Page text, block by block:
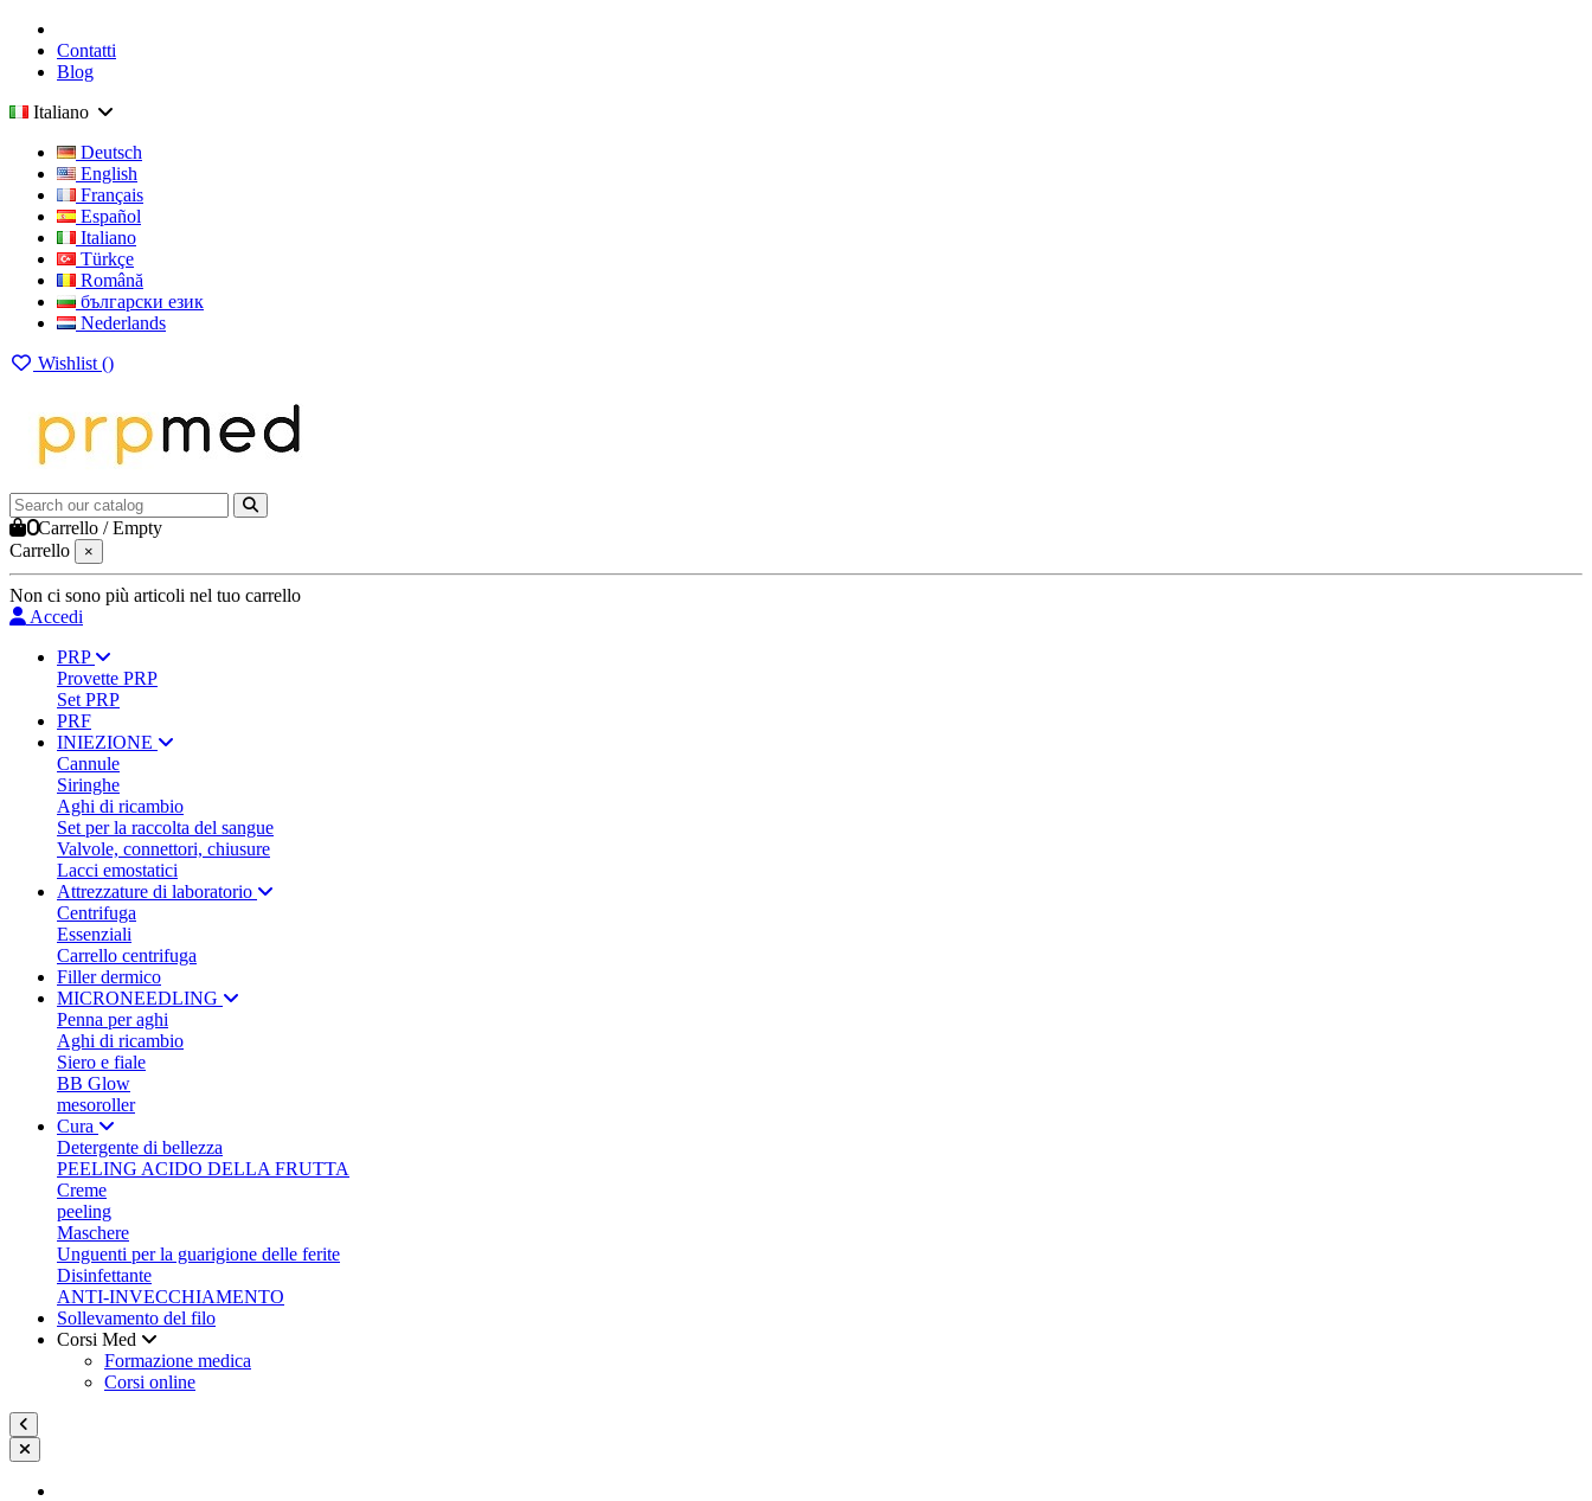
Contatti
Blog
Italiano
Deutsch
English
Français
Español
Italiano
Türkçe
Română
български език
Nederlands
Wishlist ()
0Carrello /Empty
Carrello
×
Non ci sono più articoli nel tuo carrello
Accedi
PRP
Provette PRP
Set PRP
PRF
INIEZIONE
Cannule
Siringhe
Aghi di ricambio
Set per la raccolta del sangue
Valvole, connettori, chiusure
Lacci emostatici
Attrezzature di laboratorio
Centrifuga
Essenziali
Carrello centrifuga
Filler dermico
MICRONEEDLING
Penna per aghi
Aghi di ricambio
Siero e fiale
BB Glow
mesoroller
Cura
Detergente di bellezza
PEELING ACIDO DELLA FRUTTA
Creme
peeling
Maschere
Unguenti per la guarigione delle ferite
Disinfettante
ANTI-INVECCHIAMENTO
Sollevamento del filo
Corsi Med
Formazione medica
Corsi online